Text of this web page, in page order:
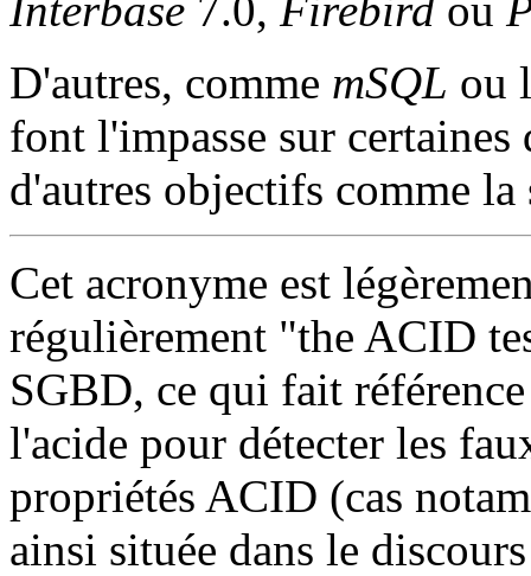
D'autres, comme mSQL ou
font l'impasse sur certaines
d'autres objectifs comme
Cet acronyme est
régulièrement "the ACID
SGBD, ce qui fait
l'acide pour détecter les
propriétés ACID (cas
ainsi située dans le